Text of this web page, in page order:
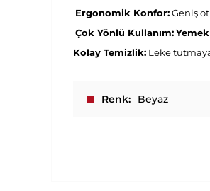
Ergonomik Konfor: Geniş
Çok Yönlü Kullanım: Yemek
Kolay Temizlik: Leke
Renk Beyaz